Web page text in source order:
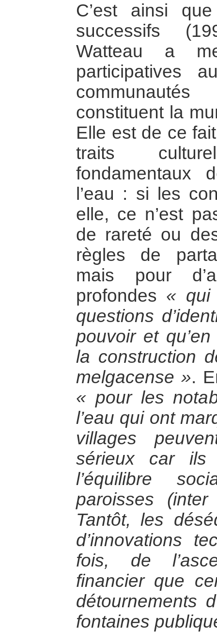
C’est ainsi
successifs
Watteau a
participatives
constituent la
Elle est de ce
traits
fondamentaux
l’eau : si les
elle, ce n’est
de rareté ou
règles de
mais pour
profondes « qui
questions
pouvoir et
la construction
melgacense ».
« pour les
l’eau qui ont
villages
sérieux car ils
l’équilibre
paroisses
Tantôt, les
d’innovations
fois, de
financier que
détournements
fontaines